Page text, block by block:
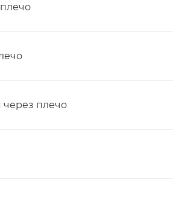
через плечо